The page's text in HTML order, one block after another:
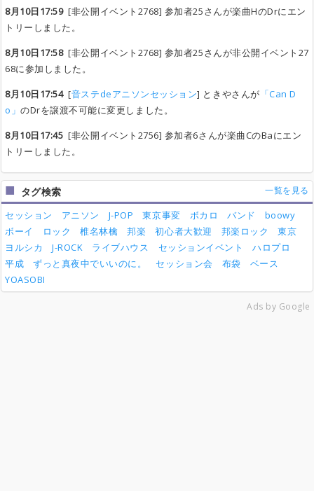
8月10日17:59[非公開イベント2768] 参加者25さんが楽曲HのDrにエン
トリーしました。
8月10日17:58[非公開イベント2768] 参加者25さんが非公開イベント27
68に参加しました。
8月10日17:54[音ステdeアニソンセッション] ときやさんが 「Can D
o」のDrを譲渡不可能に変更しました。
8月10日17:45 [非公開イベント2756] 参加者6さんが楽曲CのBaにエン
トリーしました。
タグ検索 一覧を見る
セッション アニソン J-POP 東京事変 ボカロ バンド
boowy
ボーイ
ロック 椎名林檎 邦楽 初心者大歓迎 邦楽ロック
東京
ヨルシカ
J-ROCK ライブハウス セッションイベント
ハロプロ
平成
ずっと真夜中でいいのに。 セッション会 布袋
ベース
YOASOBI
Ads by Google